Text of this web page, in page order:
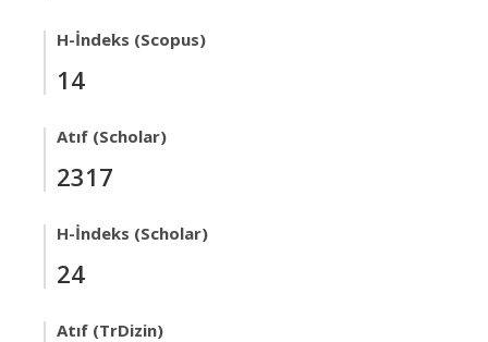
H-İndeks (Scopus)
14
Atıf (Scholar)
2317
H-İndeks (Scholar)
24
Atıf (TrDizin)